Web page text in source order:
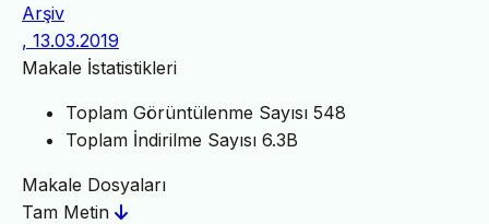
Arşiv
, 13.03.2019
Makale İstatistikleri
Toplam Görüntülenme Sayısı 548
Toplam İndirilme Sayısı 6.3B
Makale Dosyaları
Tam Metin